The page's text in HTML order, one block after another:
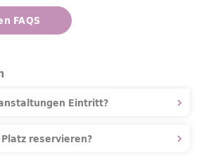
FAQS
Eintritt?
reservieren?